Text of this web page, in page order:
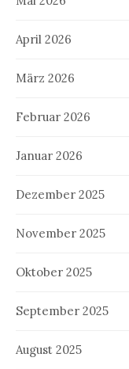
April 2026
März 2026
Februar 2026
Januar 2026
Dezember 2025
November 2025
Oktober 2025
September 2025
August 2025